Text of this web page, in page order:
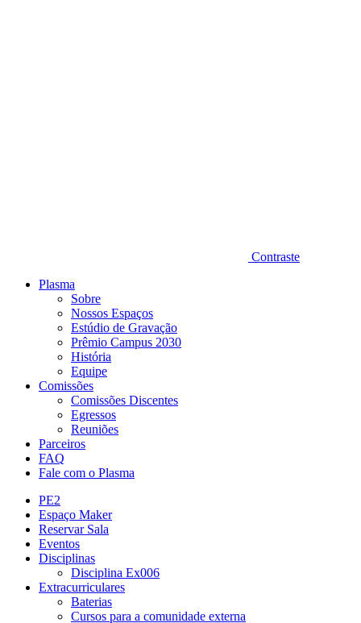
Contraste
Plasma
Sobre
Nossos Espaços
Estúdio de Gravação
Prêmio Campus 2030
História
Equipe
Comissões
Comissões Discentes
Egressos
Reuniões
Parceiros
FAQ
Fale com o Plasma
PE2
Espaço Maker
Reservar Sala
Eventos
Disciplinas
Disciplina Ex006
Extracurriculares
Baterias
Cursos para a comunidade externa